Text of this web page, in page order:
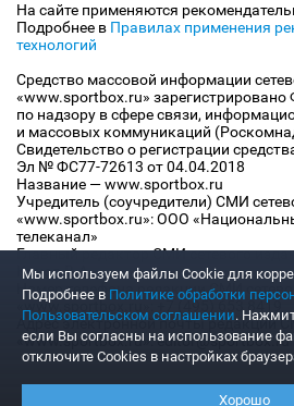
На сайте применяются
Подробнее в Правилах применения
технологий
Средство массовой информации
«www.sportbox.ru»
по надзору в сфере связи,
и массовых коммуникаций
Свидетельство о регистрации
Эл № ФС77-72613 от 04.04.2018
Название — www.sportbox.ru
Учредитель (соучредители) СМИ
«www.sportbox.ru»: ООО
телеканал»
Главный редактор СМИ сетевого
Конов В.А.
Номер телефона редакции СМИ
«www.sportbox.ru»: +7 (495) 653 8419
Адрес электронной почты редакции
«www.sportbox.ru»: editor@sportbox.ru
Мы используем файлы Сookie для
Подробнее в Политике обработки
Пользовательском соглашении.
если Вы согласны на использование
отключите Cookies в настройках
Хорошо